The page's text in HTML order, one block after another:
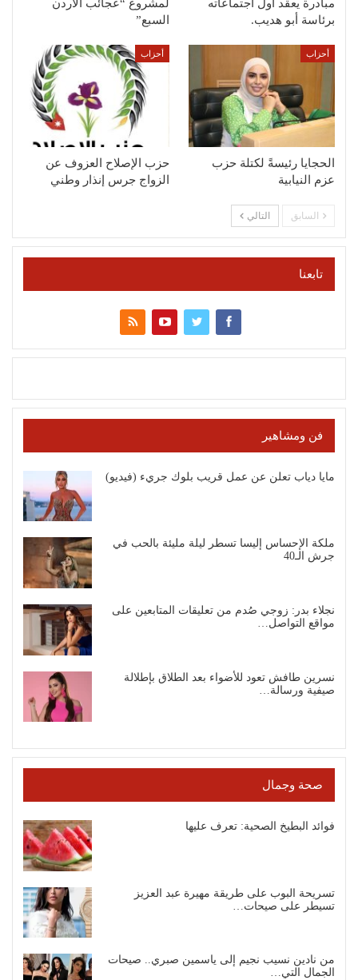
مبادرة يعقد أول اجتماعاته
برئاسة أبو هديب.
لمشروع “عجائب الأردن
السبع”
أحزاب
الحجايا رئيسةً لكتلة حزب
عزم النيابية
أحزاب
حزب الإصلاح العزوف عن
الزواج جرس إنذار وطني
السابق التالي
تابعنا
فن ومشاهير
مايا دياب تعلن عن عمل قريب بلوك جريء (فيديو)
ملكة الإحساس إليسا تسطر ليلة مليئة بالحب في
جرش الـ40
نجلاء بدر: زوجي صُدم من تعليقات المتابعين على
مواقع التواصل…
نسرين طافش تعود للأضواء بعد الطلاق بإطلالة
صيفية ورسالة…
صحة وجمال
فوائد البطيخ الصحية: تعرف عليها
تسريحة البوب على طريقة مهيرة عبد العزيز
تسيطر على صيحات…
من نادين نسيب نجيم إلى ياسمين صبري.. صيحات
الجمال التي…